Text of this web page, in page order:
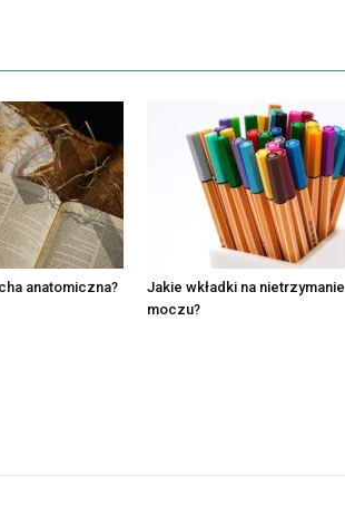
anatomiczna?
Jakie wkładki na nietrzymanie
moczu?